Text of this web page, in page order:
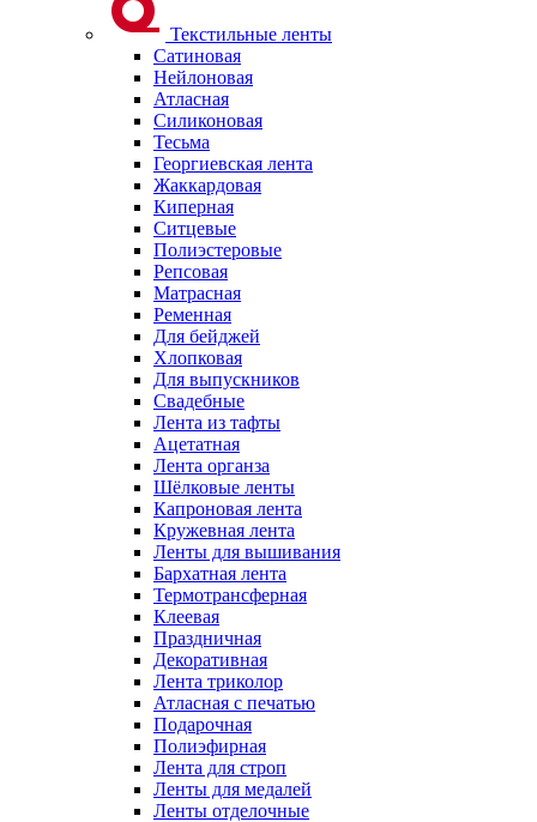
Текстильные ленты
Сатиновая
Нейлоновая
Атласная
Силиконовая
Тесьма
Георгиевская лента
Жаккардовая
Киперная
Ситцевые
Полиэстеровые
Репсовая
Матрасная
Ременная
Для бейджей
Хлопковая
Для выпускников
Свадебные
Лента из тафты
Ацетатная
Лента органза
Шёлковые ленты
Капроновая лента
Кружевная лента
Ленты для вышивания
Бархатная лента
Термотрансферная
Клеевая
Праздничная
Декоративная
Лента триколор
Атласная с печатью
Подарочная
Полиэфирная
Лента для строп
Ленты для медалей
Ленты отделочные